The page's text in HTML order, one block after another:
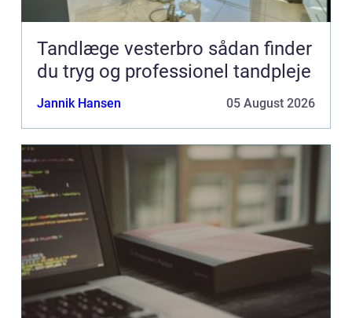
Tandlæge vesterbro sådan finder
du tryg og professionel tandpleje
Jannik Hansen 05 August 2026